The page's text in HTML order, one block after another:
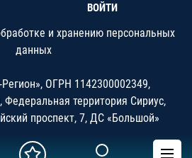
ВОЙТИ
и хранению персональных
данных
ОГРН 1142300002349,
Федеральная территория Сириус,
проспект, 7, ДС «Большой»